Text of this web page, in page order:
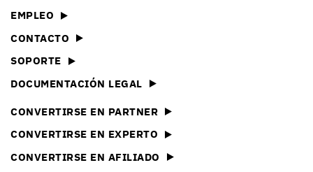
EMPLEO
CONTACTO
SOPORTE
DOCUMENTACIÓN LEGAL
CONVERTIRSE EN PARTNER
CONVERTIRSE EN EXPERTO
CONVERTIRSE EN AFILIADO